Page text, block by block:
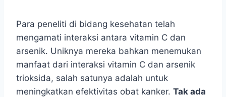
Para peneliti di bidang kesehatan telah
mengamati interaksi antara vitamin C dan
arsenik. Uniknya mereka bahkan menemukan
manfaat dari interaksi vitamin C dan arsenik
trioksida, salah satunya adalah untuk
meningkatkan efektivitas obat kanker. Tak ada